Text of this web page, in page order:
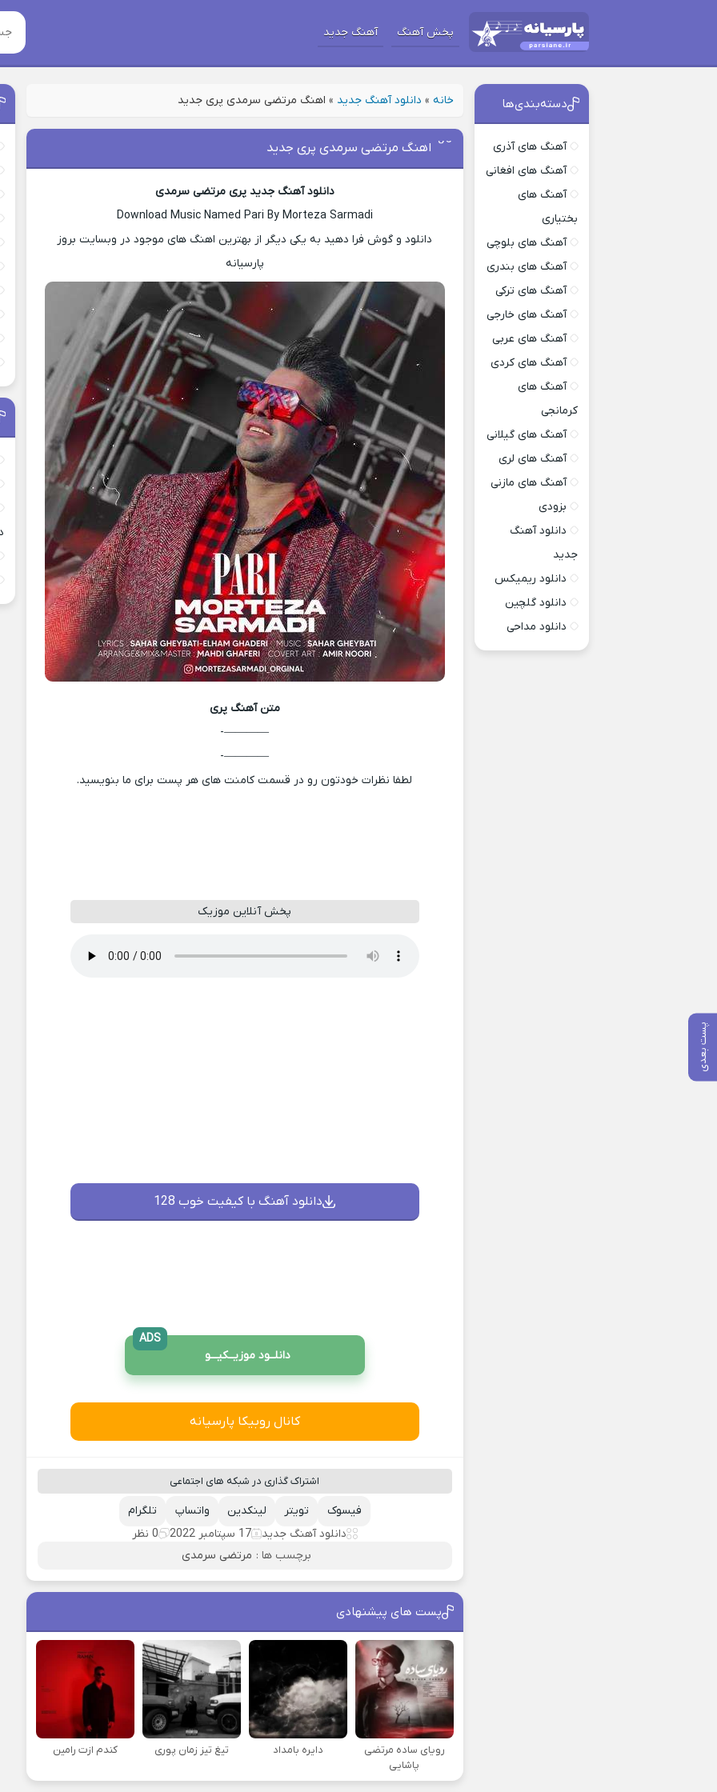
پخش آهنگ آهنگ جدید
خانه » دانلود آهنگ جدید » اهنگ مرتضی سرمدی پری جدید
پست بعدی
اهنگ مرتضی سرمدی پری جدید
دانلود آهنگ جدید پری مرتضی سرمدی
Download Music Named Pari By Morteza Sarmadi
دانلود و گوش فرا دهید به یکی دیگر از بهترین اهنگ های موجود در وبسایت بروز
پارسیانه
متن آهنگ پری
————-
————-
لطفا نظرات خودتون رو در قسمت کامنت های هر پست برای ما بنویسید.
پخش آنلاین موزیک
دانلود آهنگ با کیفیت خوب 128
دانلــود موزیــکیـــو
ADS
کانال روبیکا پارسیانه
اشتراک گذاری در شبکه های اجتماعی
تلگرام واتساپ لینکدین تویتر
فیسوک
دانلود آهنگ جدید
17 سپتامبر 2022
0 نظر
برچسب ها : مرتضی سرمدی
پست های پیشنهادی
رویای ساده مرتضی
پاشایی
دایره بامداد تیغ تیز زمان پوری کندم ازت رامین
دسته‌بندی‌ها
آهنگ های آذری
آهنگ های افغانی
آهنگ های
بختیاری
آهنگ های بلوچی
آهنگ های بندری
آهنگ های ترکی
آهنگ های خارجی
آهنگ های عربی
آهنگ های کردی
آهنگ های
کرمانجی
آهنگ های گیلانی
آهنگ های لری
آهنگ های مازنی
بزودی
دانلود آهنگ
جدید
دانلود ریمیکس
دانلود گلچین
دانلود مداحی